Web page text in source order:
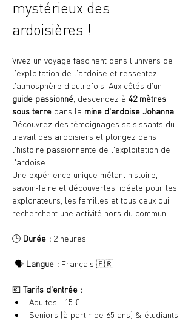
mystérieux des
ardoisières !
Vivez un voyage fascinant dans l'univers de
l'exploitation de l'ardoise et ressentez
l'atmosphère d'autrefois. Aux côtés d'un
guide passionné , descendez à 42 mètres
sous terre dans la mine d'ardoise Johanna
Découvrez des témoignages saisissants du
travail des ardoisiers et plongez dans
l'histoire passionnante de l'exploitation de
l'ardoise.
Une expérience unique mêlant histoire,
savoir-faire et découvertes, idéale pour les
explorateurs, les familles et tous ceux qui
recherchent une activité hors du commun.
🕒 Durée : 2 heures
🗣️ Langue : Français 🇫🇷
💶 Tarifs d'entrée :
Adultes : 15 €
Seniors (à partir de 65 ans) & étudiants